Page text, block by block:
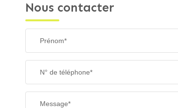
Nous contacter
Prénom*
N° de téléphone*
Message*